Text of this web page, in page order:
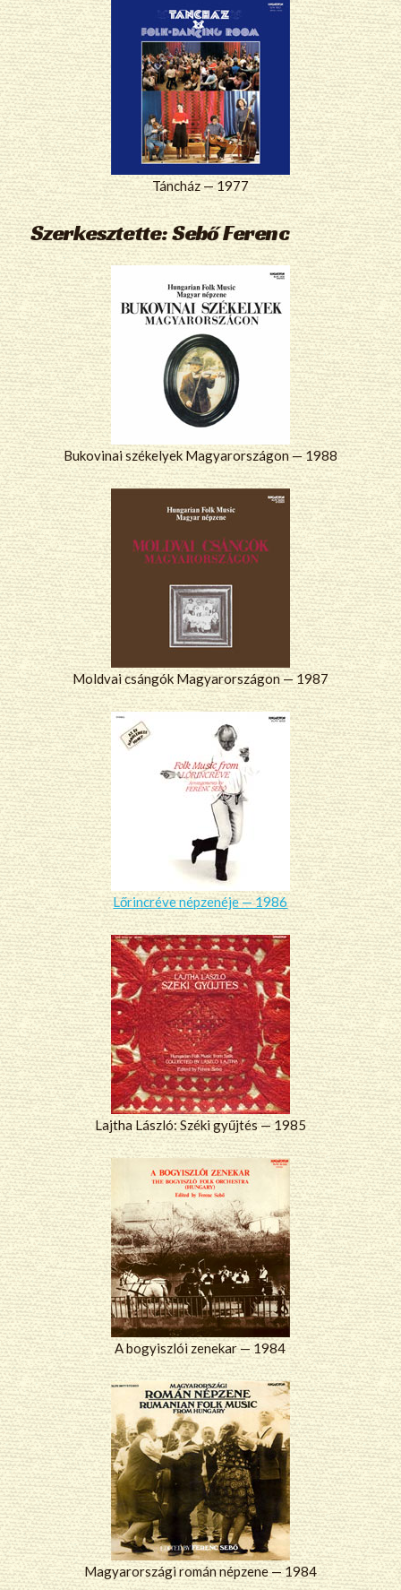
Táncház — 1977
Szerkesztette: Sebő Ferenc
Bukovinai székelyek Magyarországon — 1988
Moldvai csángók Magyarországon — 1987
Lőrincréve népzenéje — 1986
Lajtha László: Széki gyűjtés — 1985
A bogyiszlói zenekar — 1984
Magyarországi román népzene — 1984